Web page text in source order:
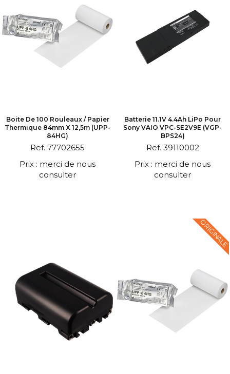
Boite De 100 Rouleaux / Papier
Thermique 84mm X 12,5m (UPP-
84HG)
Ref. 77702655
Prix : merci de nous
consulter
Batterie 11.1V 4.4Ah LiPo Pour
Sony VAIO VPC-SE2V9E (VGP-
BPS24)
Ref. 39110002
Prix : merci de nous
consulter
ORIGINALE